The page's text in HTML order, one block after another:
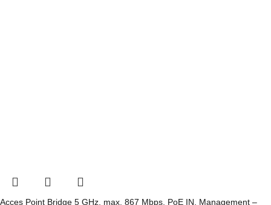
Acces Point Bridge 5 GHz, max. 867 Mbps, PoE IN, Management –